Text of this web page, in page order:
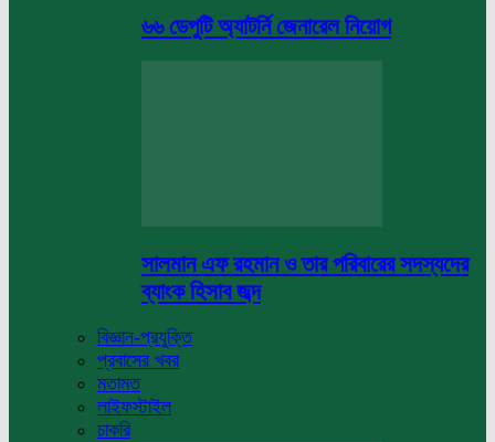
৬৬ ডেপুটি অ্যাটর্নি জেনারেল নিয়োগ
সালমান এফ রহমান ও তার পরিবারের সদস্যদের
ব্যাংক হিসাব জব্দ
বিজ্ঞান-প্রযুক্তি
প্রবাসের খবর
মতামত
লাইফস্টাইল
চাকরি